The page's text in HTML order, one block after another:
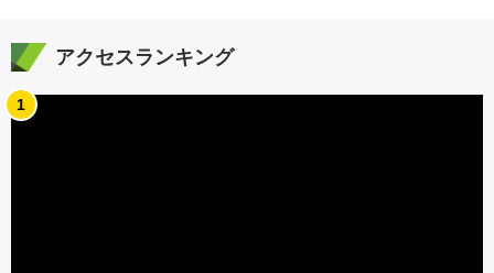
アクセスランキング
1